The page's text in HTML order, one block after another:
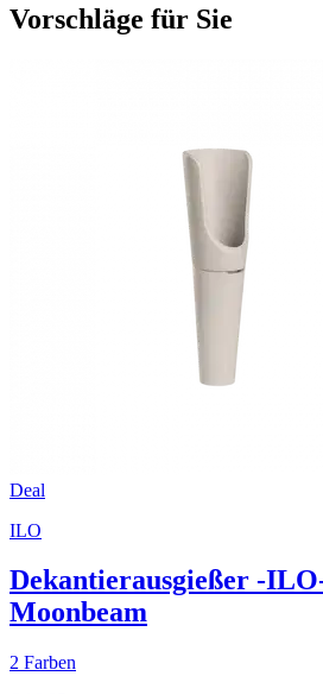
Vorschläge für Sie
Deal
ILO
Dekantierausgießer -
Moonbeam
2 Farben